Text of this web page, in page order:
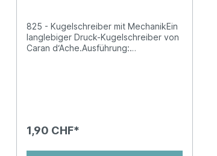
825 - Kugelschreiber mit MechanikEin
langlebiger Druck-Kugelschreiber von
Caran d‘Ache.Ausführung:
1,90 CHF*